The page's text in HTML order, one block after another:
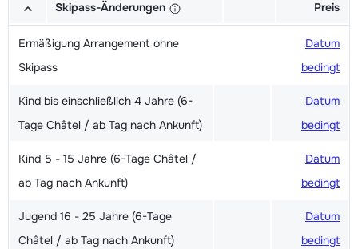
Skipass-Änderungen Preis
Ermäßigung Arrangement ohne
Skipass
Datum
bedingt
Kind bis einschließlich 4 Jahre (6-
Tage Châtel / ab Tag nach Ankunft)
Datum
bedingt
Kind 5 - 15 Jahre (6-Tage Châtel /
ab Tag nach Ankunft)
Datum
bedingt
Jugend 16 - 25 Jahre (6-Tage
Châtel / ab Tag nach Ankunft)
Datum
bedingt